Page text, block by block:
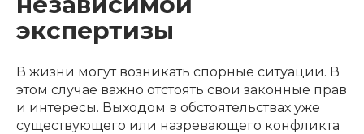
экспертизы
В жизни могут возникать спорные ситуации. В
этом случае важно отстоять свои законные прав
и интересы. Выходом в обстоятельствах уже
существующего или назревающего конфликта